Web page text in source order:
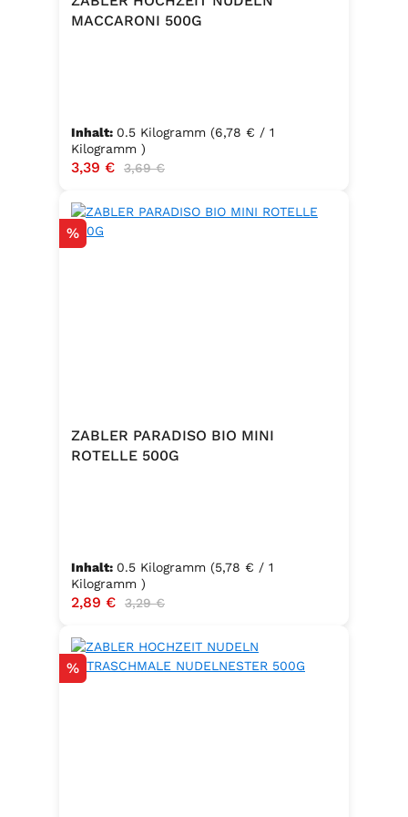
MACCARONI 500G
Inhalt: 0.5 Kilogramm (6,78 € / 1
Kilogramm )
Verkaufspreis:
3,39 € Regulärer Preis:
3,69 €
Rabatt
%
ZABLER PARADISO BIO MINI
ROTELLE 500G
Inhalt: 0.5 Kilogramm (5,78 € / 1
Kilogramm )
Verkaufspreis:
2,89 € Regulärer Preis:
3,29 €
Rabatt
%